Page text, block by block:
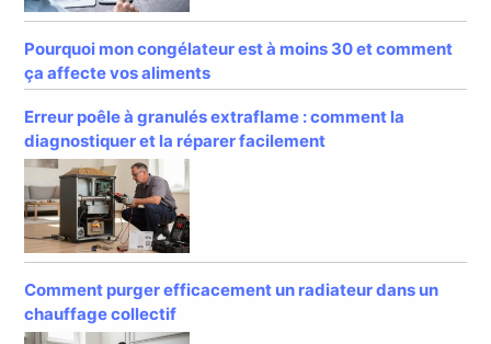
Pourquoi mon congélateur est à moins 30 et comment
ça affecte vos aliments
Erreur poêle à granulés extraflame : comment la
diagnostiquer et la réparer facilement
Comment purger efficacement un radiateur dans un
chauffage collectif